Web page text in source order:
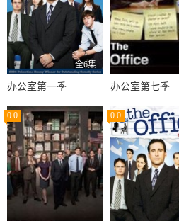
全6集
办公室第一季 办公室第七季
0.0 0.0